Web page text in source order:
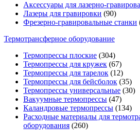
Аксессуары для лазерно-
Лазеры для гравировки (90)
Фрезерно-гравировальные станки
Термотрансферное оборудование
Термопрессы плоские (304)
Термопрессы для кружек (67)
Термопрессы для тарелок (12)
Термопрессы для бейсболок (35)
Термопрессы универсальные (30)
Вакуумные термопрессы (47)
Каландровые термопрессы (134)
Расходные материалы для
оборудования (260)